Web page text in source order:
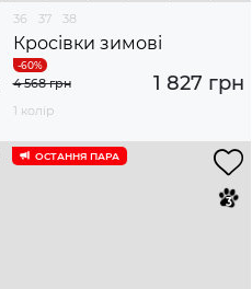
36 37 38
Кросівки зимові
1 827 грн
4 568 грн
1 колір
ОСТАННЯ ПАРА